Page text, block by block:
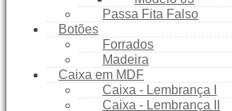
Passa Fita Falso
Botões
Forrados
Madeira
Caixa em MDF
Caixa - Lembrança I
Caixa - Lembrança II